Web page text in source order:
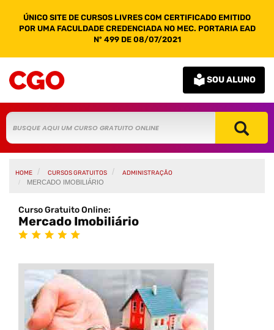
ÚNICO SITE DE CURSOS LIVRES COM CERTIFICADO EMITIDO
POR UMA FACULDADE CREDENCIADA NO MEC. PORTARIA EAD
Nº 499 DE 08/07/2021
SOU ALUNO
HOME CURSOS GRATUITOS
ADMINISTRAÇÃO
MERCADO IMOBILIÁRIO
Curso Gratuito Online:
Mercado Imobiliário